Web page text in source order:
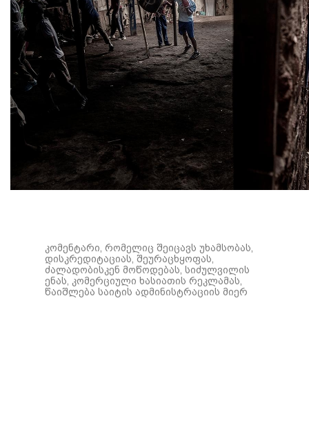
კომენტარი, რომელიც შეიცავს უხამსობას,
დისკრედიტაციას, შეურაცხყოფას,
ძალადობისკენ მოწოდებას, სიძულვილის
ენას, კომერციული ხასიათის რეკლამას,
წაიშლება საიტის ადმინისტრაციის მიერ